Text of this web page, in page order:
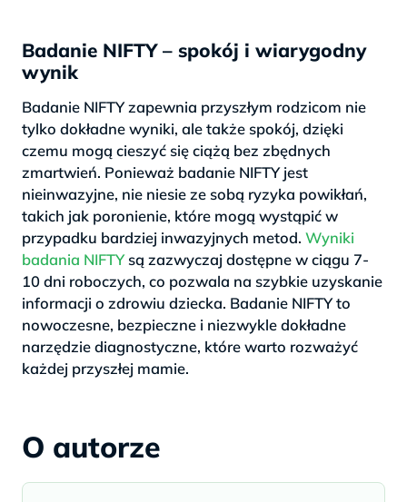
Badanie NIFTY – spokój i wiarygodny
wynik
Badanie NIFTY zapewnia przyszłym rodzicom nie
tylko dokładne wyniki, ale także spokój, dzięki
czemu mogą cieszyć się ciążą bez zbędnych
zmartwień. Ponieważ badanie NIFTY jest
nieinwazyjne, nie niesie ze sobą ryzyka powikłań,
takich jak poronienie, które mogą wystąpić w
przypadku bardziej inwazyjnych metod. Wyniki
badania NIFTYsą zazwyczaj dostępne w ciągu 7-
10 dni roboczych, co pozwala na szybkie uzyskanie
informacji o zdrowiu dziecka. Badanie NIFTY to
nowoczesne, bezpieczne i niezwykle dokładne
narzędzie diagnostyczne, które warto rozważyć
każdej przyszłej mamie.
O autorze